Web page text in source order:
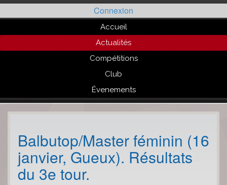
Passer
au
Connexion
Accueil
Actualités
Compétitions
Club
Évenements
Balbutop/Master féminin (16
janvier, Gueux). Résultats
du 3e tour.